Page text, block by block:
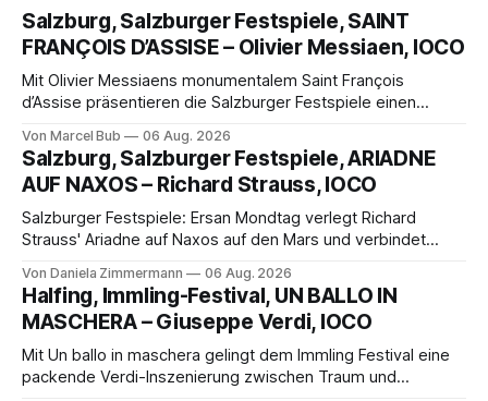
Salzburg, Salzburger Festspiele, SAINT
FRANÇOIS D’ASSISE – Olivier Messiaen, IOCO
Mit Olivier Messiaens monumentalem Saint François
d’Assise präsentieren die Salzburger Festspiele einen
eine bildgewaltige Inszenierung, Maxime Pascal entfaltet
die komplexe Partitur eindrucksvoll, Philippe Sly berührt als
Franziskus.
Von Marcel Bub 06 Aug. 2026
Salzburg, Salzburger Festspiele, ARIADNE
AUF NAXOS – Richard Strauss, IOCO
Salzburger Festspiele: Ersan Mondtag verlegt Richard
Strauss' Ariadne auf Naxos auf den Mars und verbindet
Aufführung mit starken Solisten und den Wiener
Philharmonikern, szenisch bleibt der zweite Akt jedoch
hinter den Erwartungen zurück.
Von Daniela Zimmermann 06 Aug. 2026
Halfing, Immling-Festival, UN BALLO IN
MASCHERA – Giuseppe Verdi, IOCO
Mit Un ballo in maschera gelingt dem Immling Festival eine
packende Verdi-Inszenierung zwischen Traum und